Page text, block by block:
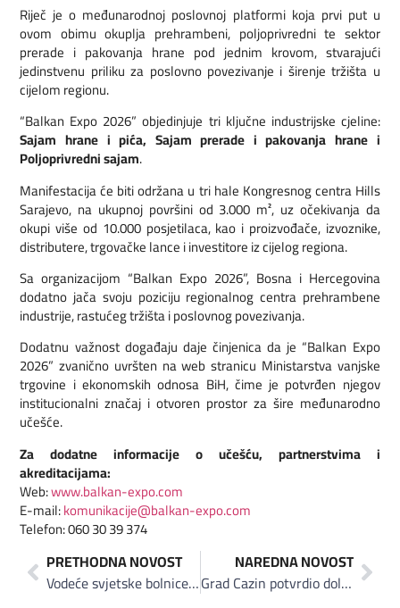
Riječ je o međunarodnoj poslovnoj platformi koja prvi put u
ovom obimu okuplja prehrambeni, poljoprivredni te sektor
prerade i pakovanja hrane pod jednim krovom, stvarajući
jedinstvenu priliku za poslovno povezivanje i širenje tržišta u
cijelom regionu.
“Balkan Expo 2026” objedinjuje tri ključne industrijske cjeline:
Sajam hrane i pića, Sajam prerade i pakovanja hrane i
Poljoprivredni sajam.
Manifestacija će biti održana u tri hale Kongresnog centra Hills
Sarajevo, na ukupnoj površini od 3.000 m², uz očekivanja da
okupi više od 10.000 posjetilaca, kao i proizvođače, izvoznike,
distributere, trgovačke lance i investitore iz cijelog regiona.
Sa organizacijom “Balkan Expo 2026”, Bosna i Hercegovina
dodatno jača svoju poziciju regionalnog centra prehrambene
industrije, rastućeg tržišta i poslovnog povezivanja.
Dodatnu važnost događaju daje činjenica da je “Balkan Expo
2026” zvanično uvršten na web stranicu Ministarstva vanjske
trgovine i ekonomskih odnosa BiH, čime je potvrđen njegov
institucionalni značaj i otvoren prostor za šire međunarodno
učešće.
Za dodatne informacije o učešću, partnerstvima i
akreditacijama:
Web:www.balkan-expo.com
E-mail:komunikacije@balkan-expo.com
Telefon: 060 30 39 374
PRETHODNA NOVOST
Vodeće svjetske bolnice i specijalisti stižu na Bosnia Healthcare & Services Expo 2026, besplatan ulaz i konsultacije za sve posjetioce
NAREDNA NOVOST
Grad Cazin potvrdio dolazak na ZEPS 2026: Privredni lideri iz Krajine stižu u Zenicu